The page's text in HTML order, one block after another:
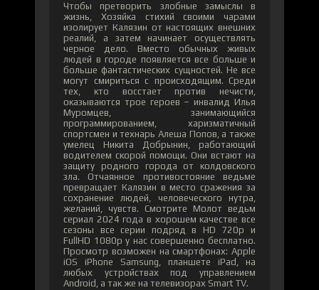
Чтобы претворить злобные замыслы в
жизнь, Хозяйка стихий своими чарами
изолирует Калязин от настоящих внешних
реалий, а затем начинает осуществлять
черное дело. Вместо обычных живых
людей в городе появляется все больше и
больше фантастических сущностей. Не все
могут смириться с происходящим. Среди
тех, кто восстает против нечисти,
оказываются трое героев – инвалид Илья
Муромцев, занимающийся
программированием, харизматичный
спортсмен и технарь Алеша Попов, а также
умелец Никита Добрынин, работающий
водителем скорой помощи. Они встают на
защиту родного города от колдовского
зла. Отчаянное противостояние ведьме
превращает Калязин в место сражения за
сохранение людей, человеческого нутра,
желаний, чувств. Смотрите Молот ведьм
сериал 2024 года в хорошем качестве все
сезоны все серии подряд в HD 720p и
FullHD 1080p у нас совершенно бесплатно.
Просмотр возможен на смартфонах: Apple
iOS iPhone Samsung, планшете iPad, на
любых устройствах под управлением
Android, а так же на телевизорах Smart TV.